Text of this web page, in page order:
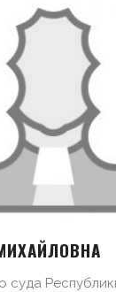
суда